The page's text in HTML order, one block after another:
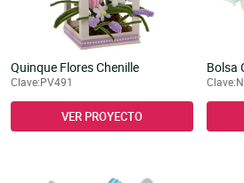
Quinque Flores Chenille
Clave:PV491
VER PROYECTO
Bolsa